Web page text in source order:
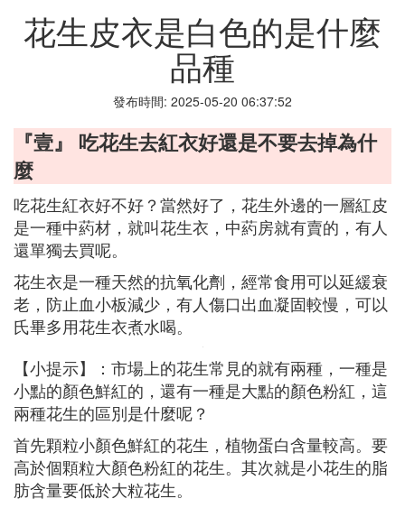
花生皮衣是白色的是什麼
品種
發布時間: 2025-05-20 06:37:52
『壹』 吃花生去紅衣好還是不要去掉為什
麼
吃花生紅衣好不好？當然好了，花生外邊的一層紅皮
是一種中葯材，就叫花生衣，中葯房就有賣的，有人
還單獨去買呢。
花生衣是一種天然的抗氧化劑，經常食用可以延緩衰
老，防止血小板減少，有人傷口出血凝固較慢，可以
氏畢多用花生衣煮水喝。
【小提示】：市場上的花生常見的就有兩種，一種是
小點的顏色鮮紅的，還有一種是大點的顏色粉紅，這
兩種花生的區別是什麼呢？
首先顆粒小顏色鮮紅的花生，植物蛋白含量較高。要
高於個顆粒大顏色粉紅的花生。其次就是小花生的脂
肪含量要低於大粒花生。